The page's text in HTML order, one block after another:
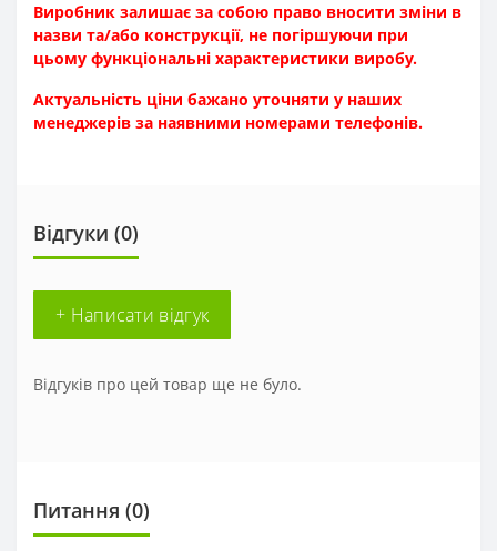
Виробник залишає за собою право вносити зміни в
назви та/або конструкції, не погіршуючи при
цьому функціональні характеристики виробу.
Актуальність ціни бажано уточняти у наших
менеджерів за наявними номерами телефонів.
Відгуки (0)
+ Написати відгук
Відгуків про цей товар ще не було.
Питання (0)